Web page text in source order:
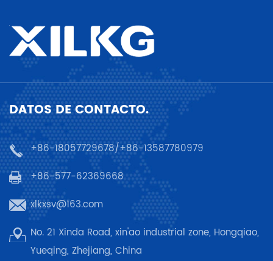
DATOS DE CONTACTO.
+86-18057729678/+86-13587780979
+86-577-62369668
xlkxsv@163.com
No. 21 Xinda Road, xin'ao industrial zone, Hongqiao,
Yueqing, Zhejiang, China